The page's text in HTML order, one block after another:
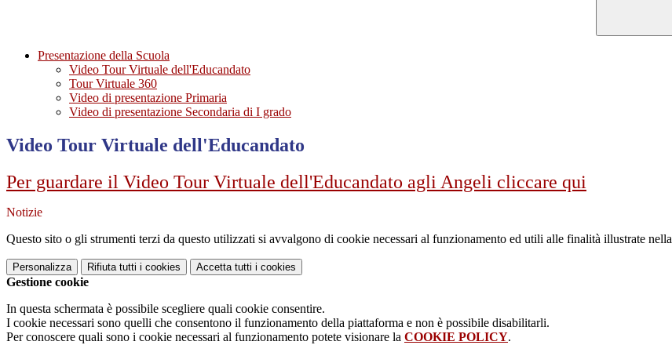
Presentazione della Scuola
Video Tour Virtuale dell'Educandato
Tour Virtuale 360
Video di presentazione Primaria
Video di presentazione Secondaria di I grado
Video Tour Virtuale dell'Educandato
Per guardare il Video Tour Virtuale dell'Educandato agli Angeli cliccare qui
Notizie
Questo sito o gli strumenti terzi da questo utilizzati si avvalgono di cookie necessari al funzionamento ed utili alle finalità illustrate nella
Personalizza Rifiuta tutti i cookies Accetta tutti i cookies
Gestione cookie
In questa schermata è possibile scegliere quali cookie consentire.
I cookie necessari sono quelli che consentono il funzionamento della piattaforma e non è possibile disabilitarli.
Per conoscere quali sono i cookie necessari al funzionamento potete visionare la COOKIE POLICY.